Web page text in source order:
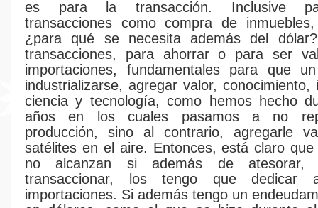
es para la transacción. Inclusive
transacciones como compra de
¿para qué se necesita además del
transacciones, para ahorrar o para ser
importaciones, fundamentales para que
industrializarse, agregar valor, conocimiento,
ciencia y tecnología, como hemos hecho
años en los cuales pasamos a no
producción, sino al contrario, agregarle
satélites en el aire. Entonces, está claro
no alcanzan si además de atesorar,
transaccionar, los tengo que dedicar
importaciones. Si además tengo un